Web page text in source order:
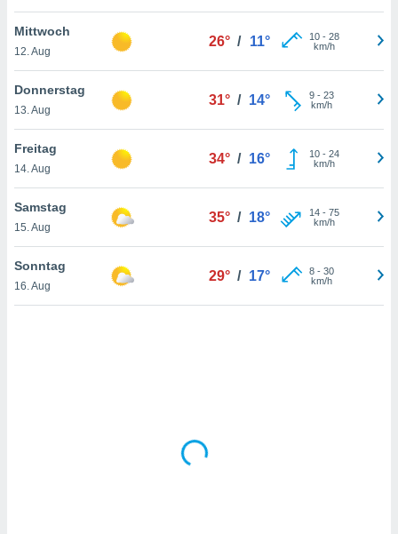
. Sie
jederzeit
Rand
Mittwoch
12. Aug
26° / 11° 10- 28
km/h
Donnerstag
13. Aug
31° / 14° 9- 23
km/h
Freitag
14. Aug
34° / 16° 10- 24
km/h
Samstag
15. Aug
35° / 18° 14- 75
km/h
Sonntag
16. Aug
29° / 17° 8- 30
km/h